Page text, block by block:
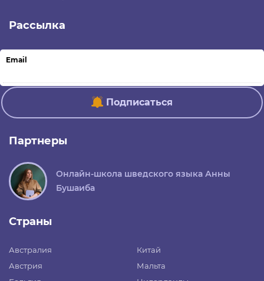
Рассылка
Email
Подписаться
Партнеры
Онлайн-школа шведского языка Анны
Бушаиба
Страны
Австралия
Австрия
Китай
Мальта